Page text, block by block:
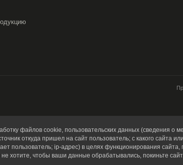
файлов cookie, пользовательских данных (сведения о
откуда пришел на сайт пользователь; с какого сайта
пользователь; ip-адрес) в целях функционирования сайта,
хотите, чтобы ваши данные обрабатывались, покиньте